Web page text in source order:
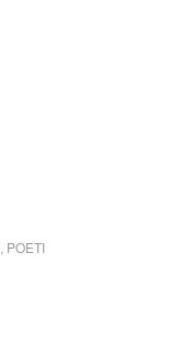
POETI